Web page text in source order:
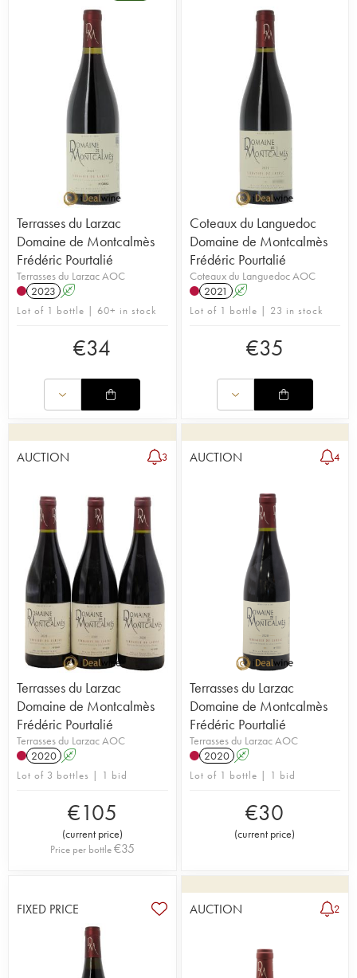
Olivier Jullien (Mas Jullien) and Laurent Vaillé at La
Grange des Pères. To explain, Montcalmès, La
Grange des Pères and Mas de Daumas Gassac
are all sited around the village of Aniane in the
Terrasses du Larzac – an enormous terroir whose
profile these three domains have succeeded in
raising. Located some thirty kilometres north-west
of Montpelier, the operation covers 22 hectares of
Terrasses du Larzac-appellation vines. The wines
of Montcalmès have grown continually in
precision and balance, and are now ranked
among the finest wines of the Languedoc.
Terrasses du Larzac
Domaine de Montcalmès
Frédéric Pourtalié
Terrasses du Larzac AOC
2023 A
Lot of 1 bottle | 60+ in stock
€34
Coteaux du Languedoc
Domaine de Montcalmès
Frédéric Pourtalié
Coteaux du Languedoc AOC
2021 A
Lot of 1 bottle | 23 in stock
€35
AUCTION 3
Terrasses du Larzac
Domaine de Montcalmès
Frédéric Pourtalié
Terrasses du Larzac AOC
2020 A
Lot of 3 bottles | 1 bid
€105
(current price)
Price per bottle€35
AUCTION 4
Terrasses du Larzac
Domaine de Montcalmès
Frédéric Pourtalié
Terrasses du Larzac AOC
2020 A
Lot of 1 bottle | 1 bid
€30
(current price)
FIXED PRICE AUCTION 2